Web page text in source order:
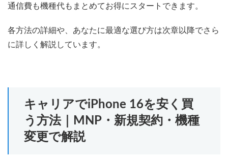
通信費も機種代もまとめてお得にスタートできます。
各方法の詳細や、あなたに最適な選び方は次章以降でさら
に詳しく解説しています。
キャリアでiPhone 16を安く買
う方法｜MNP・新規契約・機種
変更で解説